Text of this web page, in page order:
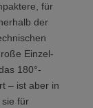
für
der
Einzel-
180°-
– ist aber in
für